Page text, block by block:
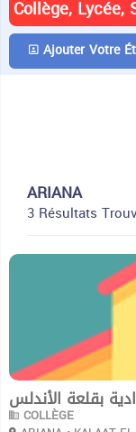
Collège, Lycée,
Ajouter Votre
ARIANA
3 Résultats
بقلعة الأندلس
COLLÈGE